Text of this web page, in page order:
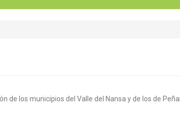
de los municipios del Valle del Nansa y de los de